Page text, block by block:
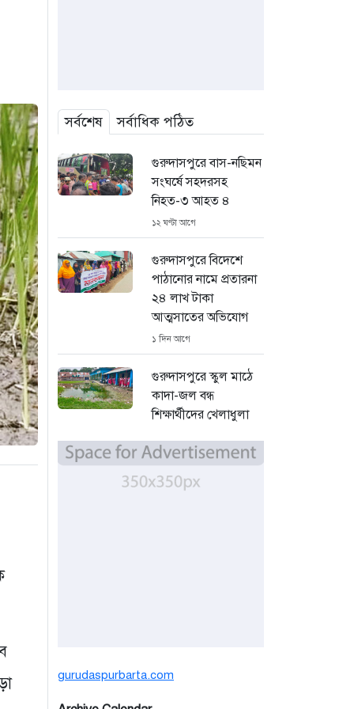
সর্বশেষ সর্বাধিক পঠিত
গুরুদাসপুরে বাস-নছিমন
সংঘর্ষে সহদরসহ
নিহত-৩ আহত ৪
১২ ঘণ্টা আগে
গুরুদাসপুরে বিদেশে
পাঠানোর নামে প্রতারনা
২৪ লাখ টাকা
আত্মসাতের অভিযোগ
১ দিন আগে
গুরুদাসপুরে স্কুল মাঠে
কাদা-জল বন্ধ
শিক্ষার্থীদের খেলাধুলা
২ দিন আগে
বর্ষার পানিতে টইটুম্বুর
gurudaspurbarta.com